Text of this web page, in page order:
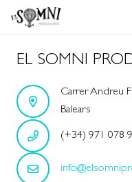
EL SOMNI
Carrer Andreu
Balears
(+34) 971 078